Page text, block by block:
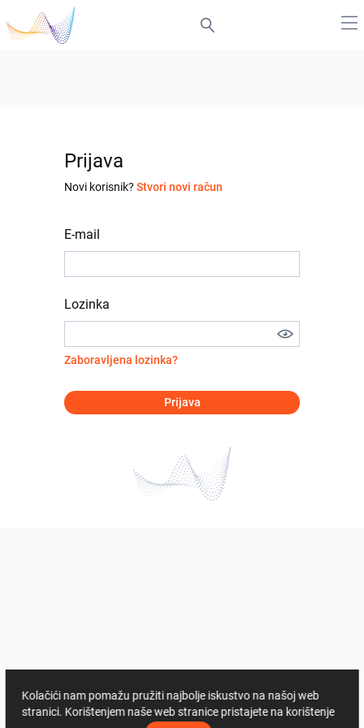
Prijava
Novi korisnik? Stvori novi račun
E-mail
Lozinka
Zaboravljena lozinka?
Prijava
Kolačići nam pomažu pružiti najbolje iskustvo na našoj web
stranici. Korištenjem naše web stranice pristajete na korištenje